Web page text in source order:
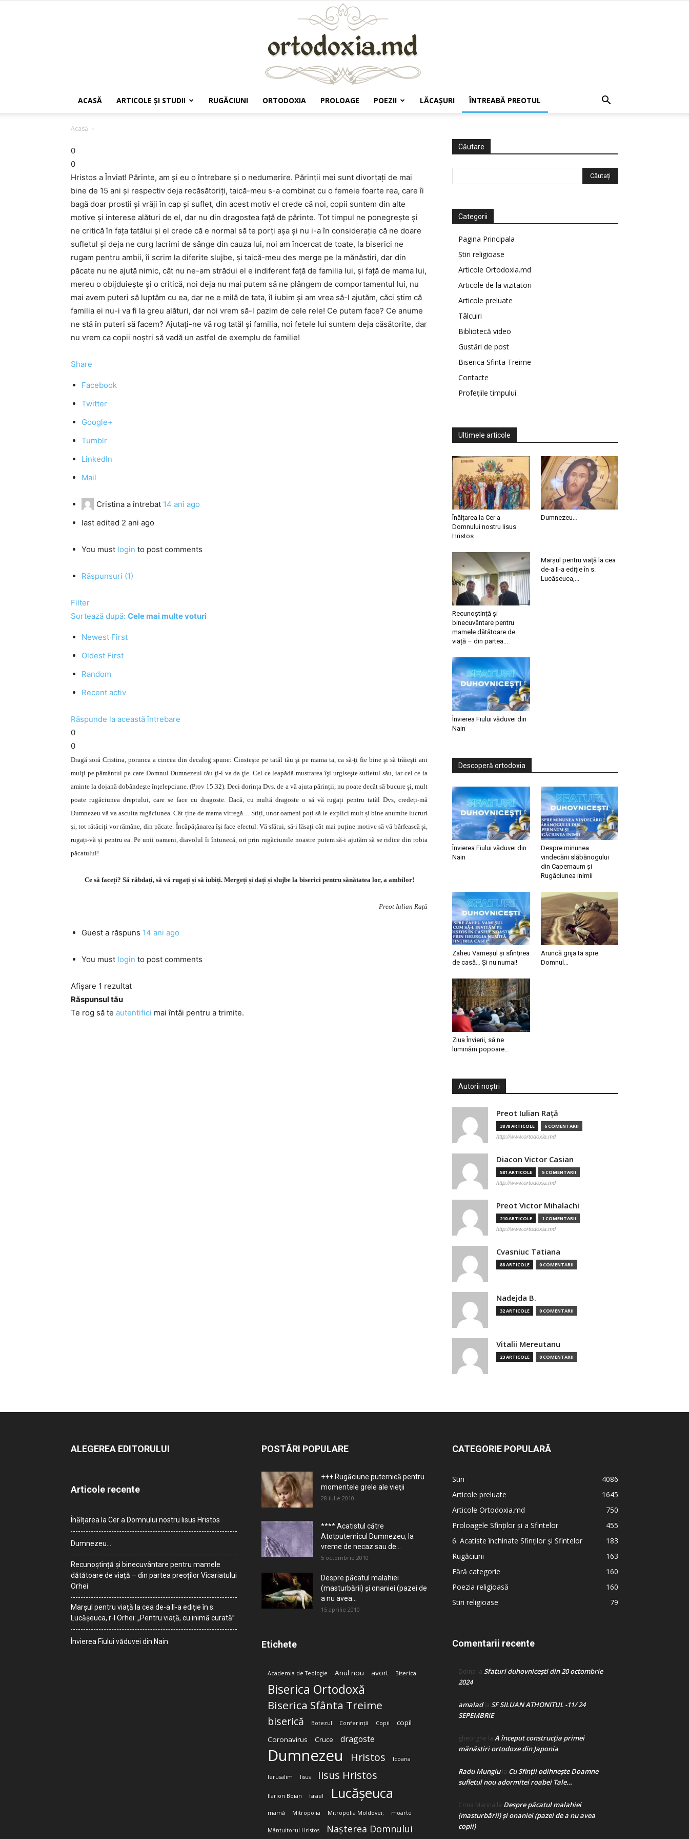
ACASĂ ARTICOLE ŞI STUDII RUGĂCIUNI ORTODOXIA PROLOAGE POEZII LĂCAŞURI ÎNTREABĂ PREOTUL
Acasă
0
0
Hristos a Înviat! Părinte, am şi eu o întrebare şi o nedumerire. Părinţii mei sunt divorţaţi de mai
bine de 15 ani şi respectiv deja recăsătoriţi, taică-meu s-a combinat cu o femeie foarte rea, care îi
bagă doar prostii şi vrăji în cap şi suflet, din acest motiv el crede că noi, copii suntem din alte
motive şi interese alături de el, dar nu din dragostea faţă de părinte. Tot timpul ne ponegreşte şi
ne critică în faţa tatălui şi el crede că e normal să te porţi aşa şi nu i-a în consideraţie că ne doare
sufletul şi deja ne curg lacrimi de sânge din cauza lui, noi am încercat de toate, la biserici ne
rugam pentru ambii, îi scrim la diferite slujbe, şi taică-meu des merge pe la mănăstiri, dar din
păcate nu ne ajută nimic, cât nu ne-am strădui el e indiferent faţă de familia lui, şi faţă de mama lui,
mereu o obijduieşte şi o critică, noi deja nu mai putem să ne plângem de comportamentul lui, nu
mai avem puteri să luptăm cu ea, dar ne e milă de tata, îl iubim şi am vrea să-l ajutăm, căci ştim că
familia ei nu-i va fi la greu alături, dar noi vrem să-l pazim de cele rele! Ce putem face? Ce anume
ne stă în puteri să facem? Ajutaţi-ne vă rog tatăl şi familia, noi fetele lui suntem deja căsătorite, dar
nu vrem ca copii noştri să vadă un astfel de exemplu de familie!
Share
Facebook
Twitter
Google+
Tumblr
LinkedIn
Mail
Cristina a întrebat 14 ani ago
last edited 2 ani ago
You must login to post comments
Răspunsuri (1)
Filter
Sortează după: Cele mai multe voturi
Newest First
Oldest First
Random
Recent activ
Răspunde la această întrebare
0
0
Dragă soră Cristina, porunca a cincea din decalog spune: Cinsteşte pe tatăl tău şi pe mama ta, ca să-ţi fie bine şi să trăieşti ani
mulţi pe pământul pe care Domnul Dumnezeul tău ţi-l va da ţie. Cel ce leapădă mustrarea îşi urgiseşte sufletul său, iar cel ce ia
aminte la dojană dobândeşte înţelepciune. (Prov 15.32). Deci dorința Dvs. de a vă ajuta părinții, nu poate decât să bucure și, mult
poate rugăciunea dreptului, care se face cu dragoste. Dacă, cu multă dragoste o să vă rugați pentru tatăl Dvs, credeți-mă
Dumnezeu vă va asculta rugăciunea. Cât ține de mama vitregă… Știți, unor oameni poți să le explici mult și bine anumite lucruri
și, tot rătăciți vor rămâne, din păcate. Încăpățânarea își face efectul. Vă sfătui, să-i lăsați cât mai puține motive să vă bârfească și,
rugați-vă și pentru ea. Pe unii oameni, diavolul îi întunecă, ori prin rugăciunile noastre putem să-i ajutăm să se ridice din robia
păcatului!
Ce să faceți? Să răbdați, să vă rugați și să iubiți. Mergeți și dați și slujbe la biserici pentru sănătatea lor, a ambilor!
Preot Iulian Rață
Guest a răspuns 14 ani ago
You must login to post comments
Afișare 1 rezultat
Răspunsul tău
Te rog să te autentifici mai întâi pentru a trimite.
Căutare
Categorii
Pagina Principala
Știri religioase
Articole Ortodoxia.md
Articole de la vizitatori
Articole preluate
Tâlcuiri
Bibliotecă video
Gustări de post
Biserica Sfinta Treime
Contacte
Profețiile timpului
Ultimele articole
Înălțarea la Cer a
Domnului nostru Iisus
Hristos
Dumnezeu…
Recunoștință și
binecuvântare pentru
mamele dătătoare de
viață – din partea...
Marșul pentru viață la cea
de-a II-a ediție în s.
Lucășeuca,...
Învierea Fiului văduvei din
Nain
Descoperă ortodoxia
Învierea Fiului văduvei din
Nain
Despre minunea
vindecării slăbănogului
din Capernaum și
Rugăciunea inimii
Zaheu Vameșul și sfințirea
de casă… Și nu numai!
Aruncă grija ta spre
Domnul…
Ziua Învierii, să ne
luminăm popoare…
Autorii noștri
Preot Iulian Raţă
3878 ARTICOLE 6 COMENTARII
http://www.ortodoxia.md
Diacon Victor Casian
581 ARTICOLE 5 COMENTARII
http://www.ortodoxia.md
Preot Victor Mihalachi
210 ARTICOLE 1 COMENTARII
http://www.ortodoxia.md
Cvasniuc Tatiana
88 ARTICOLE 0 COMENTARII
Nadejda B.
32 ARTICOLE 0 COMENTARII
Vitalii Mereutanu
23 ARTICOLE 0 COMENTARII
ALEGEREA EDITORULUI
Articole recente
Înălțarea la Cer a Domnului nostru Iisus Hristos
Dumnezeu…
Recunoștință și binecuvântare pentru mamele
dătătoare de viață – din partea preoților Vicariatului
Orhei
Marșul pentru viață la cea de-a II-a ediție în s.
Lucășeuca, r-l Orhei: „Pentru viață, cu inimă curată”
Învierea Fiului văduvei din Nain
POSTĂRI POPULARE
+++ Rugăciune puternică pentru
momentele grele ale vieţii
28 iulie 2010
**** Acatistul către
Atotputernicul Dumnezeu, la
vreme de necaz sau de...
5 octombrie 2010
Despre păcatul malahiei
(masturbării) şi onaniei (pazei de
a nu avea...
15 aprilie 2010
Etichete
Academia de Teologie Anul nou avort Biserica
Biserica Ortodoxă
Biserica Sfânta Treime
biserică Botezul Conferință Copii
copil
Coronavirus
Cruce dragoste
Dumnezeu Hristos Icoana
Ierusalim Iisus Iisus Hristos
Ilarion Boian Israel Lucășeuca
mamă Mitropolia Mitropolia Moldovei; moarte
Mântuitorul Hristos Nașterea Domnului
CATEGORIE POPULARĂ
Stiri
4086
Articole preluate
1645
Articole Ortodoxia.md
750
Proloagele Sfinților și a Sfintelor
455
6. Acatiste închinate Sfinților și Sfintelor
183
Rugăciuni
163
Fără categorie
160
Poezia religioasă
160
Stiri religioase
79
Comentarii recente
Doina la Sfaturi duhovnicești din 20 octombrie
2024
amaladla SF SILUAN ATHONITUL -11/ 24
SEPEMBRIE
gheorghe la A început construcţia primei
mănăstiri ortodoxe din Japonia
Radu Mungiula Cu Sfinții odihnește Doamne
sufletul nou adormitei roabei Tale…
Crina Marina la Despre păcatul malahiei
(masturbării) şi onaniei (pazei de a nu avea
copii)